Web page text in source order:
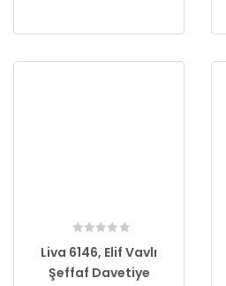
Liva 6146, Elif Vavlı
Şeffaf Davetiye